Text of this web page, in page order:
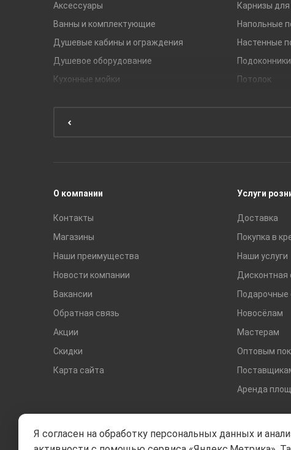
Аксессуары
Ванны и комплектующие
Душевые кабины и ограждения
Душевое оборудование
Кухонные мойки
Карнизы
Напольные
Настенные
Подоконники
Потолок
О компании
Контакты
Магазины
Наши преимущества
Новости компании
Вакансии
Обратная связь
Акции
Скидки
Карта сайта
Услуги
Доставка
Покупка в
Наши услуги
Дисконтная
Подарочные
Новосёлам
Мастерам
Оптовым
Аренда
Я согласен на обработку персональных данных и